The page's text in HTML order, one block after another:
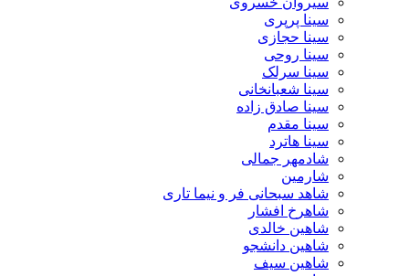
سینا پرپری
سینا حجازی
سینا روحی
سینا سرلک
سینا شعبانخانی
سینا صادق زاده
سینا مقدم
سینا هاترد
شادمهر جمالی
شارمین
شاهد سبحانی فر و نیما تاری
شاهرخ افشار
شاهین خالدی
شاهین دانشجو
شاهین سیف